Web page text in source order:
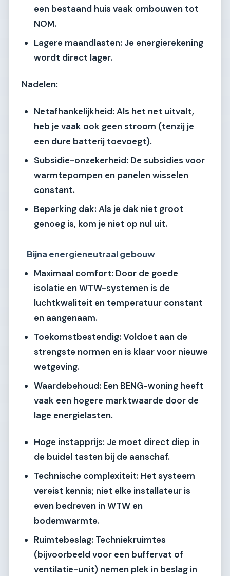
een bestaand huis vaak ombouwen tot
NOM.
Lagere maandlasten: Je energierekening
wordt direct lager.
Nadelen:
Netafhankelijkheid: Als het net uitvalt,
heb je vaak ook geen stroom (tenzij je
een dure batterij toevoegt).
Subsidie-onzekerheid: De subsidies voor
warmtepompen en panelen wisselen
constant.
Beperking dak: Als je dak niet groot
genoeg is, kom je niet op nul uit.
Bijna energieneutraal gebouw
Maximaal comfort: Door de goede
isolatie en WTW-systemen is de
luchtkwaliteit en temperatuur constant
en aangenaam.
Toekomstbestendig: Voldoet aan de
strengste normen en is klaar voor nieuwe
wetgeving.
Waardebehoud: Een BENG-woning heeft
vaak een hogere marktwaarde door de
lage energielasten.
Hoge instapprijs: Je moet direct diep in
de buidel tasten bij de aanschaf.
Technische complexiteit: Het systeem
vereist kennis; niet elke installateur is
even bedreven in WTW en
bodemwarmte.
Ruimtebeslag: Techniekruimtes
(bijvoorbeeld voor een buffervat of
ventilatie-unit) nemen plek in beslag in